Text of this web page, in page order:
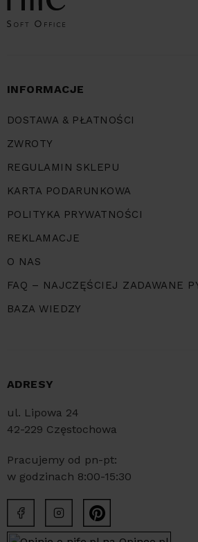
INFORMACJE
DOSTAWA & PŁATNOŚCI
ZWROTY
REGULAMIN SKLEPU
KARTA PODARUNKOWA
POLITYKA PRYWATNOŚCI
REKLAMACJE
O NAS
FAQ – NAJCZĘŚCIEJ ZADAWANE
BAZA WIEDZY
ADRESY
ul. Lipowa 24
42-229 Częstochowa
Pracujemy od pn-pt:
w godzinach 8:00-15:30